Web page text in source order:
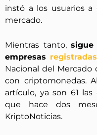
instó a los usuarios
mercado.
Mientras tanto,
empresas registradas
Nacional del Mercado
con criptomonedas.
artículo, ya son 61
que hace dos
KriptoNoticias.